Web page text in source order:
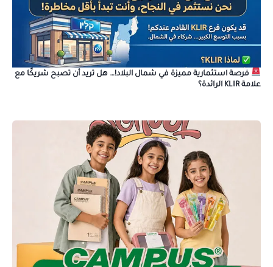
فرصة استثمارية مميزة في شمال البلاد!… هل تريد أن تصبح شريكًا مع
علامة KLIR الرائدة؟